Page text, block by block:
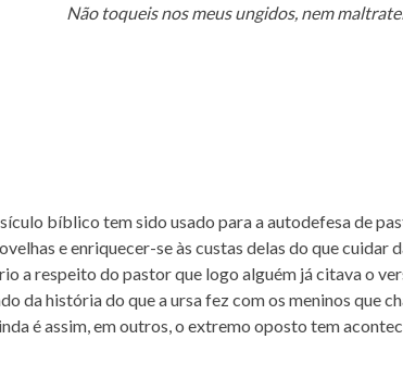
Não toqueis nos meus ungidos, nem
bíblico tem sido usado para a autodefesa de
e enriquecer-se às custas delas do que cuidar
a respeito do pastor que logo alguém já citava o
da história do que a ursa fez com os meninos que
é assim, em outros, o extremo oposto tem